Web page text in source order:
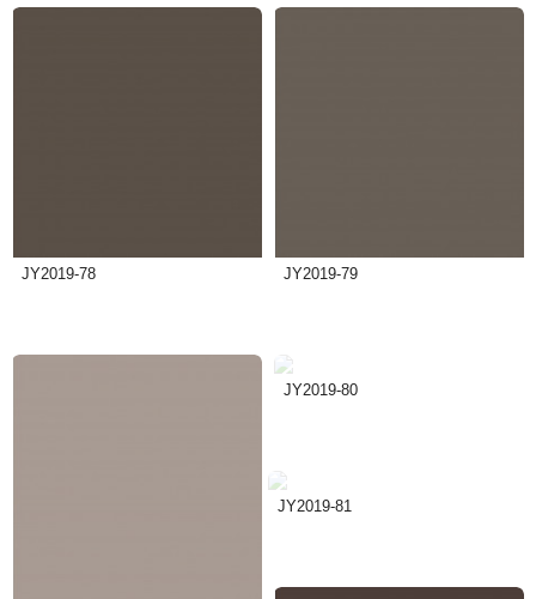
JY2019-78 JY2019-79
JY2019-80
JY2019-81